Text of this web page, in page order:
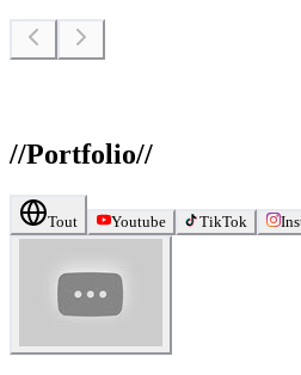
//Portfolio//
Tout Youtube TikTok